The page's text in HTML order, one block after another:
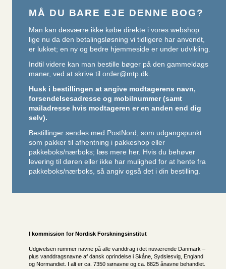
MÅ DU BARE EJE DENNE BOG?
Man kan desværre ikke købe direkte i vores webshop
lige nu da den betalingsløsning vi tidligere har anvendt,
er lukket; en ny og bedre hjemmeside er under udvikling.
Indtil videre kan man bestille bøger på den gammeldags
maner, ved at skrive til order@mtp.dk.
Husk i bestillingen at angive modtagerens navn,
forsendelsesadresse og mobilnummer (samt
mailadresse hvis modtageren er en anden end dig
selv).
Bestillinger sendes med PostNord, som udgangspunkt
som pakker til afhentning i pakkeshop eller
pakkeboks/nærboks; læs mere her. Hvis du behøver
levering til døren eller ikke har mulighed for at hente fra
pakkeboks/nærboks, så angiv også det i din bestilling.
I kommission forNordisk Forskningsinstitut
Udgivelsen rummer navne på alle vanddrag i det nuværende Danmark –
plus vanddragsnavne af dansk oprindelse i Skåne, Sydslesvig, England
og Normandiet. I alt er ca. 7350 sønavne og ca. 8825 ånavne behandlet.